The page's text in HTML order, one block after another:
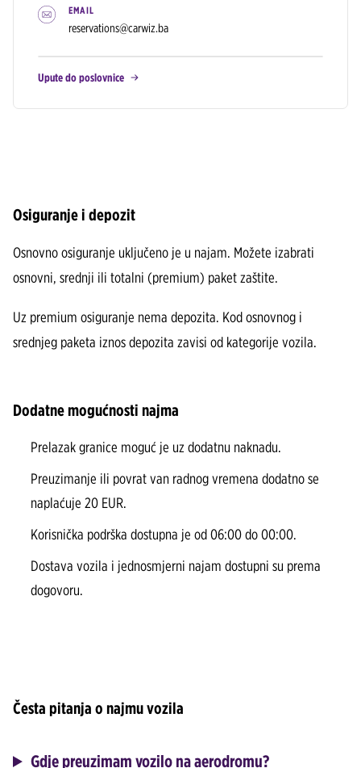
EMAIL
reservations@carwiz.ba
Upute do poslovnice
Osiguranje i depozit
Osnovno osiguranje uključeno je u najam. Možete izabrati
osnovni, srednji ili totalni (premium) paket zaštite.
Uz premium osiguranje nema depozita. Kod osnovnog i
srednjeg paketa iznos depozita zavisi od kategorije vozila.
Dodatne mogućnosti najma
Prelazak granice moguć je uz dodatnu naknadu.
Preuzimanje ili povrat van radnog vremena dodatno se
naplaćuje 20 EUR.
Korisnička podrška dostupna je od 06:00 do 00:00.
Dostava vozila i jednosmjerni najam dostupni su prema
dogovoru.
Česta pitanja o najmu vozila
Gdje preuzimam vozilo na aerodromu?